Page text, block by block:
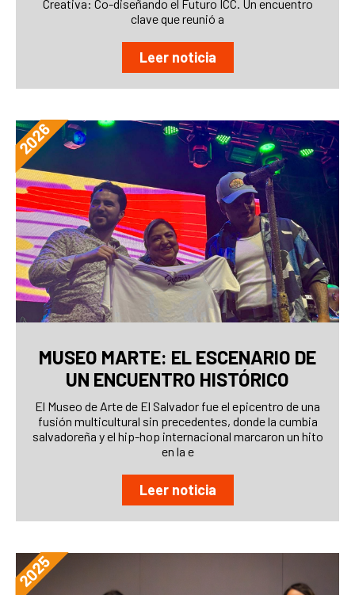
Creativa: Co-diseñando el Futuro ICC. Un encuentro
clave que reunió a
Leer noticia
MUSEO MARTE: EL ESCENARIO DE
UN ENCUENTRO HISTÓRICO
El Museo de Arte de El Salvador fue el epicentro de una
fusión multicultural sin precedentes, donde la cumbia
salvadoreña y el hip-hop internacional marcaron un hito
en la e
Leer noticia